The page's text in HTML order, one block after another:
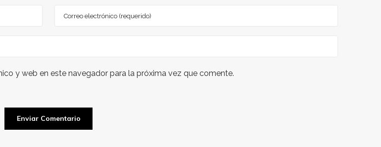
y web en este navegador para la próxima vez que comente.